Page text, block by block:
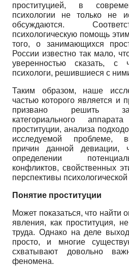
проституцией, в
психологии не только не
обсуждаются.
психологическую помощь
того, о занимающихся
России известно так мало,
уверенностью сказать, с
психологи, решившиеся с
Таким образом, наше
частью которого является и
призвано решить
категориального
проституции, анализа
исследуемой проблеме,
причин данной
определении
конфликтов, свойственных
перспективы
Понятие проституции
Может показаться, что найти
явления, как проституция,
труда. Однако на деле
просто, и многие
схватывают довольно
феномена.